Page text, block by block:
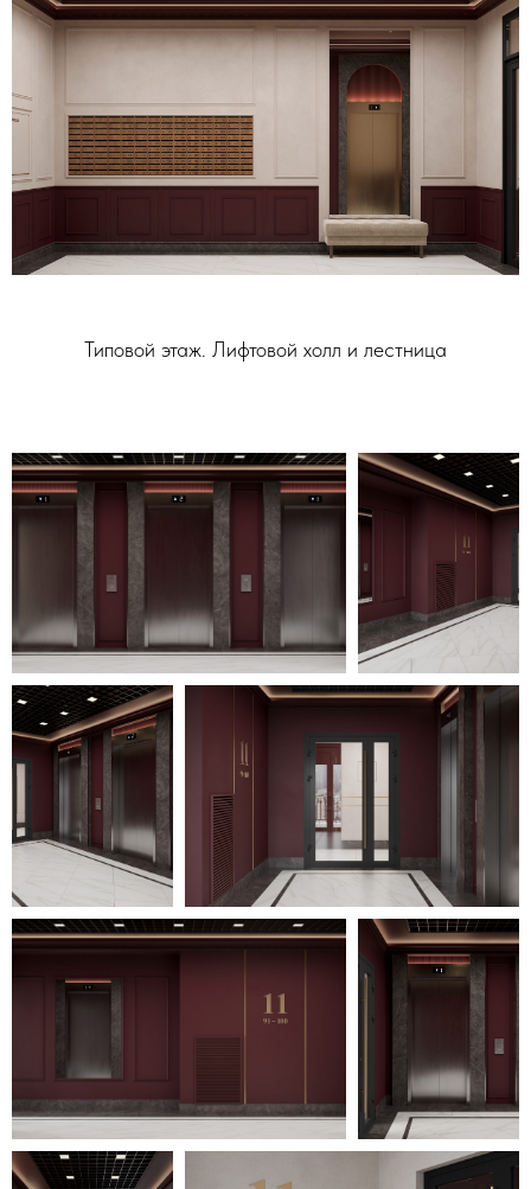
Типовой этаж. Лифтовой холл и лестница